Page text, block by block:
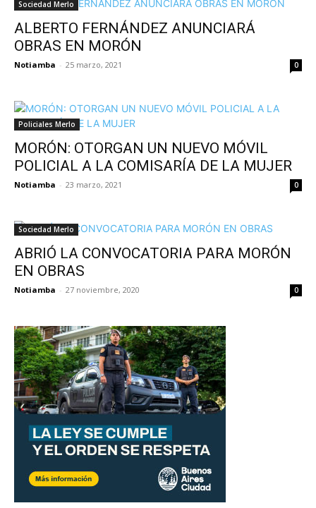
Sociedad Merlo
ALBERTO FERNÁNDEZ ANUNCIARÁ
OBRAS EN MORÓN
Notiamba - 25 marzo, 2021 0
Policiales Merlo
MORÓN: OTORGAN UN NUEVO MÓVIL
POLICIAL A LA COMISARÍA DE LA MUJER
Notiamba - 23 marzo, 2021 0
Sociedad Merlo
ABRIÓ LA CONVOCATORIA PARA MORÓN
EN OBRAS
Notiamba - 27 noviembre, 2020 0